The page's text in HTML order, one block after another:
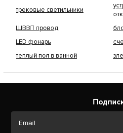
трековые светильники
ШВВП провод
LED фонарь
теплый пол в ванной